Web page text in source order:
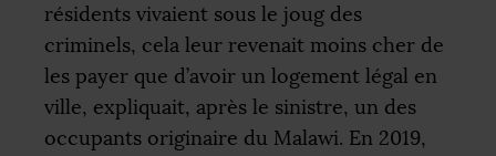
résidents vivaient sous le joug des
criminels, cela leur revenait moins cher de
les payer que d’avoir un logement légal en
ville, expliquait, après le sinistre, un des
occupants originaire du Malawi. En 2019,